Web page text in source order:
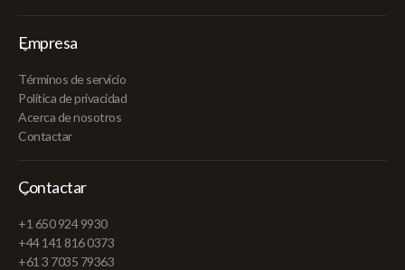
Empresa
Términos de servicio
Política de privacidad
Acerca de nosotros
Contactar
Contactar
+1 650 924 9930
+44 141 816 0373
+61 3 7035 79363